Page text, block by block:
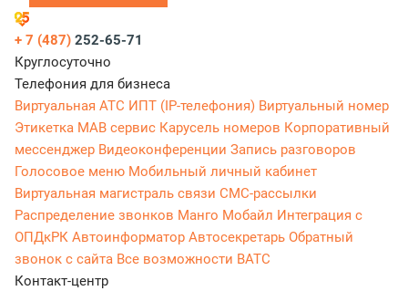
+ 7 (487) 252-65-71
Круглосуточно
Телефония для бизнеса
Виртуальная АТС ИПТ (IP-телефония) Виртуальный номер
Этикетка МАВ сервис Карусель номеров Корпоративный
мессенджер Видеоконференции Запись разговоров
Голосовое меню Мобильный личный кабинет
Виртуальная магистраль связи СМС-рассылки
Распределение звонков Манго Мобайл Интеграция с
ОПДкРК Автоинформатор Автосекретарь Обратный
звонок с сайта Все возможности ВАТС
Контакт-центр